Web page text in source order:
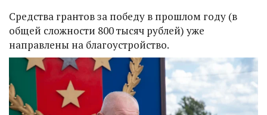
Средства грантов за победу в прошлом году (в
общей сложности 800 тысяч рублей) уже
направлены на благоустройство.